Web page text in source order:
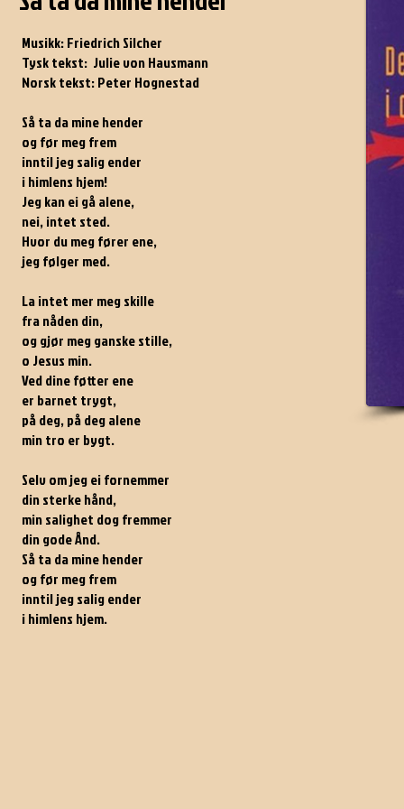
Musikk: Friedrich Silcher
Tysk tekst: Julie von Hausmann
Norsk tekst: Peter Hognestad
Så ta da mine hender
og før meg frem
inntil jeg salig ender
i himlens hjem!
Jeg kan ei gå alene,
nei, intet sted.
Hvor du meg fører ene,
jeg følger med.
La intet mer meg skille
fra nåden din,
og gjør meg ganske stille,
o Jesus min.
Ved dine føtter ene
er barnet trygt,
på deg, på deg alene
min tro er bygt.
Selv om jeg ei fornemmer
din sterke hånd,
min salighet dog fremmer
din gode Ånd.
Så ta da mine hender
og før meg frem
inntil jeg salig ender
i himlens hjem.